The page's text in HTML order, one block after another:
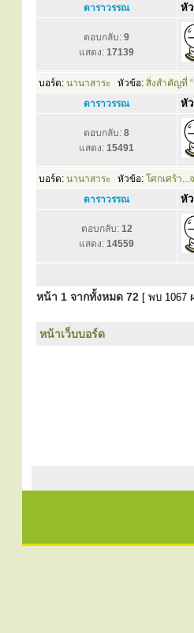
ดาราวรรณ
หั
ตอบกลับ: 9
แสดง: 17139
บอร์ด: นานาสาระ หัวข้อ: สิ่งสำคัญที่
ดาราวรรณ
หั
ตอบกลับ: 8
แสดง: 15491
บอร์ด: นานาสาระ หัวข้อ: โศกเศร้า...
ดาราวรรณ
หั
ตอบกลับ: 12
แสดง: 14559
หน้า 1 จากทั้งหมด 72 [ พบ 1067
หน้าเว็บบอร์ด